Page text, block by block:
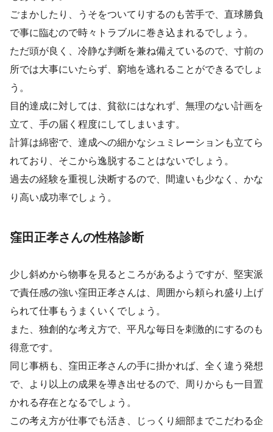
ごまかしたり、うそをついてりするのも苦手で、直球勝負
で事に臨むので時々トラブルに巻き込まれるでしょう。
ただ頭が良く、冷静な判断を兼ね備えているので、寸前の
所では大事にいたらず、窮地を逃れることができるでしょ
う。
目的達成に対しては、貧欲にはなれず、無理のない計画を
立て、手の届く程度にしてしまいます。
計算は綿密で、達成への細かなシュミレーションも立てら
れており、そこから逸脱することはないでしょう。
過去の経験を重視し決断するので、間違いも少なく、かな
り高い成功率でしょう。
窪田正孝さんの性格診断
少し斜めから物事を見るところがあるようですが、堅実派
で責任感の強い窪田正孝さんは、周囲から頼られ盛り上げ
られて仕事もうまくいくでしょう。
また、独創的な考え方で、平凡な毎日を刺激的にするのも
得意です。
同じ事柄も、窪田正孝さんの手に掛かれば、全く違う発想
で、より以上の成果を導き出せるので、周りからも一目置
かれる存在となるでしょう。
この考え方が仕事でも活き、じっくり細部までこだわる企